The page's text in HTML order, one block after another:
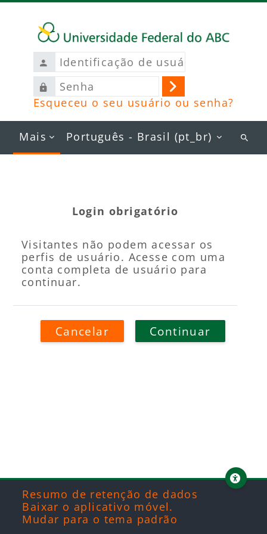
Ir para o conteúdo principal
Identificação
de
usuário
Senha
Acessar
Esqueceu o seu usuário ou senha?
Mais Português - Brasil ‎(pt_br)‎
Login obrigatório
Visitantes não podem acessar os
perfis de usuário. Acesse com uma
conta completa de usuário para
continuar.
Cancelar Continuar
Resumo de retenção de dados
Baixar o aplicativo móvel.
Mudar para o tema padrão